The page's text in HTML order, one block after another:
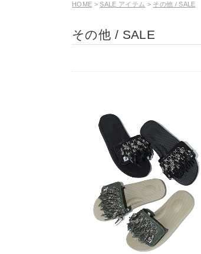
HOME >SALE アイテム > その他 / SALE
その他 / SALE